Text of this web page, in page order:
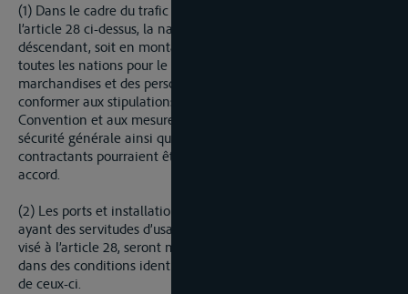
(1) Dans le cadre du trafic international, tel qu’il est défini à
l’article 28 ci-dessus, la navigation sur la Moselle, soit en
déscendant, soit en montant, sera libre aux bâtiments de
toutes les nations pour le remorquage et le transport des
marchandises et des personnes, à la condition de se
conformer aux stipulations contenues dans la présente
Convention et aux mesures prescrites pour le maintien de la
sécurité générale ainsi qu’aux dispositions que les Etats
contractants pourraient être amenés à prendre d’un commun
accord.
(2) Les ports et installations de manutentions publics, ou
ayant des servitudes d’usage public, sur le cours de la Moselle
visé à l’article 28, seront mis à la disposition des navigateurs
dans des conditions identiques, quelle que soit la nationalité
de ceux-ci.